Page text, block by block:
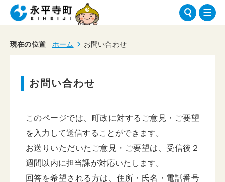
現在の位置 ホーム お問い合わせ
お問い合わせ
このページでは、町政に対するご意見・ご要望
を入力して送信することができます。
お送りいただいたご意見・ご要望は、受信後２
週間以内に担当課が対応いたします。
回答を希望される方は、住所・氏名・電話番号